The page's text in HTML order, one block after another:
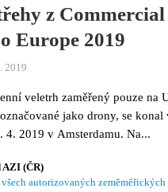
z
Europe 2019
2019
veletrh zaměřený pouze na
jako drony, se konal
4. 2019 v Amsterdamu. Na...
AZI (ČR)
všech autorizovaných